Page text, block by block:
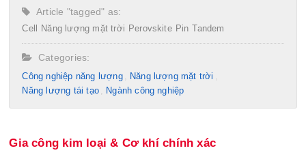
Article "tagged" as:
Cell Năng lượng mặt trời Perovskite Pin Tandem
Categories:
Công nghiệp năng lượng
Năng lượng mặt trời
Năng lượng tái tạo
Ngành công nghiệp
Gia công kim loại & Cơ khí chính xác